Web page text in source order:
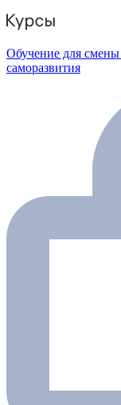
Обучение для смены
саморазвития